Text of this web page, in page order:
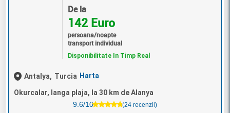
De la
142 Euro
persoana/noapte
transport individual
Disponibilitate In Timp Real
Antalya, Turcia Harta
Okurcalar, langa plaja, la 30 km de Alanya
9.6/10
(24 recenzii)